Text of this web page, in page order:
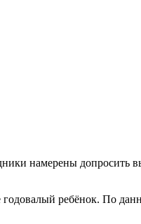
намерены
ребёнок. По